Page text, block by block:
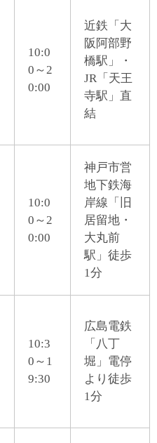
10:0
0～2
0:00
近鉄「大
阪阿部野
橋駅」・
JR「天王
寺駅」直
結
10:0
0～2
0:00
神戸市営
地下鉄海
岸線「旧
居留地・
大丸前
駅」徒歩
1分
10:3
0～1
9:30
広島電鉄
「八丁
堀」電停
より徒歩
1分